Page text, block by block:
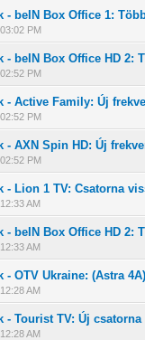
- beIN Box Office 1:
PM
0 Szavazat - 01
- beIN Box Office HD 2:
PM
0 Szavazat - 0 1
- Active Family: Új
PM
0 Szavazat - 01
- AXN Spin HD: Új
PM
0 Szavazat - 01
- Lion 1 TV: Csatorna
AM
0 Szavazat - 01
- beIN Box Office HD 2:
AM
0 Szavazat - 0 1
- OTV Ukraine: (Astra 4A)
AM
0 Szavazat - 01
- Tourist TV: Új csatorna
AM
0 Szavazat - 01